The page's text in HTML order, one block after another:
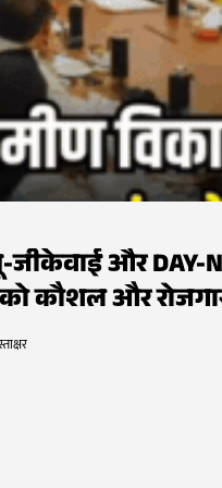
जीकेवाई और DAY-
कौशल और